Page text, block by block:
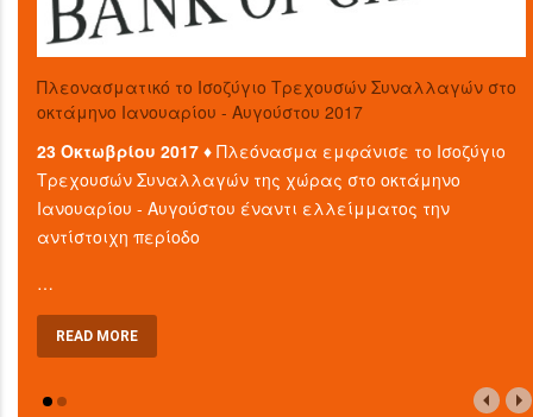
Πλεονασματικό το Ισοζύγιο Τρεχουσών Συναλλαγών στο
οκτάμηνο Ιανουαρίου - Αυγούστου 2017
23 Οκτωβρίου 2017 ♦Πλεόνασμα εμφάνισε το Ισοζύγιο
Τρεχουσών Συναλλαγών της χώρας στο οκτάμηνο
Ιανουαρίου - Αυγούστου έναντι ελλείμματος την
αντίστοιχη περίοδο
…
READ MORE